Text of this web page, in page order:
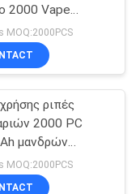
34
2000 Vape
850mAh
MOQ:2000PCS
ριπές
2000 PC
μανδρών
Vape λοβών
MOQ:2000PCS